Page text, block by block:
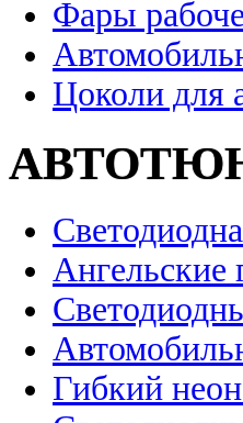
Фары
Цоколи для
Ангельские
Гибкий